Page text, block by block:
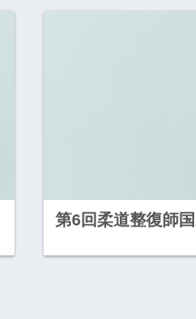
第6回柔道整復師